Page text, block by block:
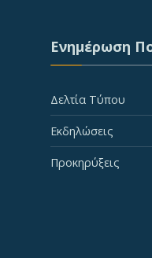
Ενημέρωση
Δελτία Τύπου
Εκδηλώσεις
Προκηρύξεις